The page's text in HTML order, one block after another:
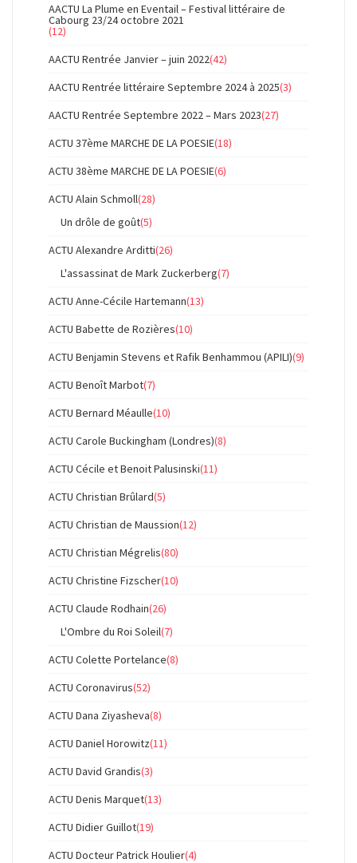
AACTU La Plume en Eventail – Festival littéraire de
Cabourg 23/24 octobre 2021
(12)
AACTU Rentrée Janvier – juin 2022(42)
AACTU Rentrée littéraire Septembre 2024 à 2025(3)
AACTU Rentrée Septembre 2022 – Mars 2023(27)
ACTU 37ème MARCHE DE LA POESIE(18)
ACTU 38ème MARCHE DE LA POESIE(6)
ACTU Alain Schmoll(28)
Un drôle de goût(5)
ACTU Alexandre Arditti(26)
L'assassinat de Mark Zuckerberg(7)
ACTU Anne-Cécile Hartemann(13)
ACTU Babette de Rozières(10)
ACTU Benjamin Stevens et Rafik Benhammou (APILI)(9)
ACTU Benoît Marbot(7)
ACTU Bernard Méaulle(10)
ACTU Carole Buckingham (Londres)(8)
ACTU Cécile et Benoit Palusinski(11)
ACTU Christian Brûlard(5)
ACTU Christian de Maussion(12)
ACTU Christian Mégrelis(80)
ACTU Christine Fizscher(10)
ACTU Claude Rodhain(26)
L'Ombre du Roi Soleil(7)
ACTU Colette Portelance(8)
ACTU Coronavirus(52)
ACTU Dana Ziyasheva(8)
ACTU Daniel Horowitz(11)
ACTU David Grandis(3)
ACTU Denis Marquet(13)
ACTU Didier Guillot(19)
ACTU Docteur Patrick Houlier(4)